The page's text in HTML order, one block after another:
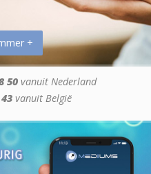
+
50 vanuit Nederland
vanuit België